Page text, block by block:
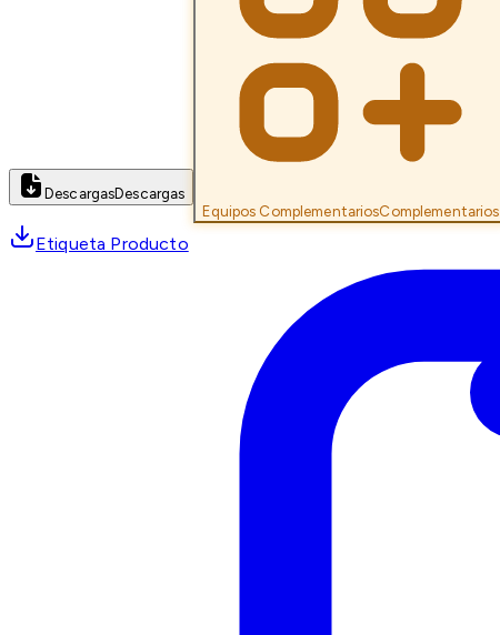
DescargasDescargas
Equipos ComplementariosComplementarios
Etiqueta Producto